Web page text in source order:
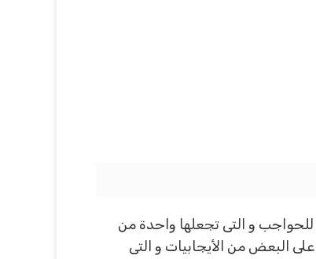
و التى تجعلها واحدة من
البعض من الأيجابيات و التى